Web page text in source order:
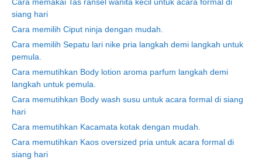
siang hari
Cara memilih Ciput ninja dengan mudah.
Cara memilih Sepatu lari nike pria langkah demi langkah untuk
pemula.
Cara memutihkan Body lotion aroma parfum langkah demi
langkah untuk pemula.
Cara memutihkan Body wash susu untuk acara formal di siang
hari
Cara memutihkan Kacamata kotak dengan mudah.
Cara memutihkan Kaos oversized pria untuk acara formal di
siang hari